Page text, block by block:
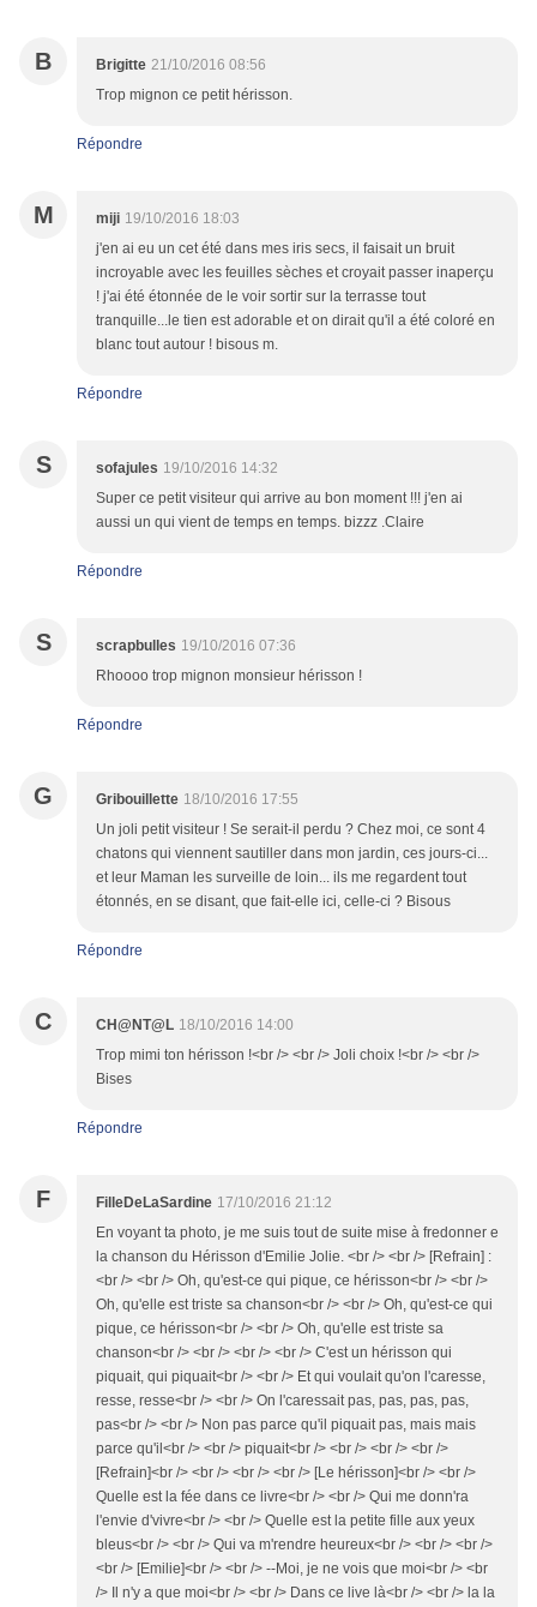
B Brigitte 21/10/2016 08:56
Trop mignon ce petit hérisson.
Répondre
M miji 19/10/2016 18:03
j'en ai eu un cet été dans mes iris secs, il faisait un bruit
incroyable avec les feuilles sèches et croyait passer inaperçu
! j'ai été étonnée de le voir sortir sur la terrasse tout
tranquille...le tien est adorable et on dirait qu'il a été coloré en
blanc tout autour ! bisous m.
Répondre
S sofajules 19/10/2016 14:32
Super ce petit visiteur qui arrive au bon moment !!! j'en ai
aussi un qui vient de temps en temps. bizzz .Claire
Répondre
S scrapbulles 19/10/2016 07:36
Rhoooo trop mignon monsieur hérisson !
Répondre
G Gribouillette 18/10/2016 17:55
Un joli petit visiteur ! Se serait-il perdu ? Chez moi, ce sont 4
chatons qui viennent sautiller dans mon jardin, ces jours-ci...
et leur Maman les surveille de loin... ils me regardent tout
étonnés, en se disant, que fait-elle ici, celle-ci ? Bisous
Répondre
C CH@NT@L 18/10/2016 14:00
Trop mimi ton hérisson !<br /> <br /> Joli choix !<br /> <br />
Bises
Répondre
F FilleDeLaSardine 17/10/2016 21:12
En voyant ta photo, je me suis tout de suite mise à fredonner e
la chanson du Hérisson d'Emilie Jolie. <br /> <br /> [Refrain] :
<br /> <br /> Oh, qu'est-ce qui pique, ce hérisson<br /> <br />
Oh, qu'elle est triste sa chanson<br /> <br /> Oh, qu'est-ce qui
pique, ce hérisson<br /> <br /> Oh, qu'elle est triste sa
chanson<br /> <br /> <br /> <br /> C'est un hérisson qui
piquait, qui piquait<br /> <br /> Et qui voulait qu'on l'caresse,
resse, resse<br /> <br /> On l'caressait pas, pas, pas, pas,
pas<br /> <br /> Non pas parce qu'il piquait pas, mais mais
parce qu'il<br /> <br /> piquait<br /> <br /> <br /> <br />
[Refrain]<br /> <br /> <br /> <br /> [Le hérisson]<br /> <br />
Quelle est la fée dans ce livre<br /> <br /> Qui me donn'ra
l'envie d'vivre<br /> <br /> Quelle est la petite fille aux yeux
bleus<br /> <br /> Qui va m'rendre heureux<br /> <br /> <br />
<br /> [Emilie]<br /> <br /> --Moi, je ne vois que moi<br /> <br
/> Il n'y a que moi<br /> <br /> Dans ce live là<br /> <br /> la la